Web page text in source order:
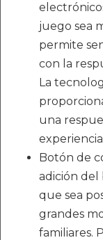
juego sea
permite
con la
La
una
Botón de
adición
que sea
grandes
familiares.